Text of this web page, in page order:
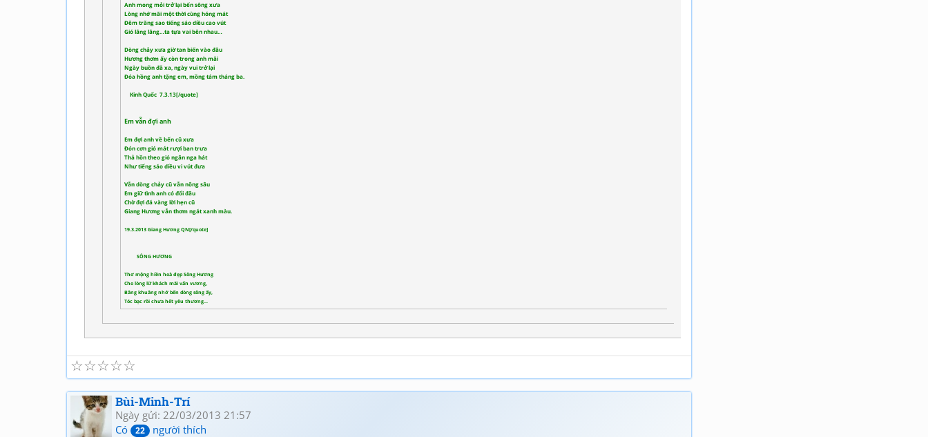
Anh mong mỏi trở lại bến sông xưa
Lòng nhớ mãi một thời cùng hóng mát
Đêm trăng sao tiếng sáo diều cao vút
Gió lâng lâng…ta tựa vai bên nhau…
Dòng chảy xưa giờ tan biến vào đâu
Hương thơm ấy còn trong anh mãi
Ngày buồn đã xa, ngày vui trở lại
Đóa hồng anh tặng em, mồng tám tháng ba.
Kinh Quốc 7.3.13[/quote]
Em vẫn đợi anh
Em đợi anh về bến cũ xưa
Đón cơn gió mát rượi ban trưa
Thả hồn theo gió ngân nga hát
Như tiếng sáo diều vi vút đưa
Vẫn dòng chảy cũ vẫn nông sâu
Em giữ tình anh có đổi đâu
Chờ đợi đá vàng lời hẹn cũ
Giang Hương vẫn thơm ngát xanh màu.
19.3.2013 Giang Hương QN[/quote]
SÔNG HƯƠNG
Thơ mộng hiền hoà đẹp Sông Hương
Cho lòng lữ khách mãi vấn vương,
Bâng khuâng nhớ bến dòng sông ấy,
Tóc bạc rồi chưa hết yêu thương...
☆
☆
☆
☆
☆
Bùi-Minh-Trí
Ngày gửi: 22/03/2013 21:57
Có
22 người thích